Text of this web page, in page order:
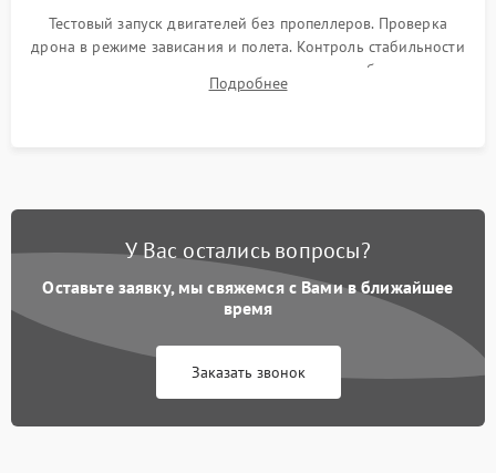
Тестовый запуск двигателей без пропеллеров. Проверка
дрона в режиме зависания и полета. Контроль стабильности
удержания точки, качества передачи видео, работы системы
возврата домой (RTH) и дальности радиосвязи.
Подробнее
У Вас остались вопросы?
Оставьте заявку, мы свяжемся с Вами в ближайшее
время
Заказать звонок